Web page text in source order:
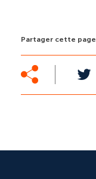
Partager cette page